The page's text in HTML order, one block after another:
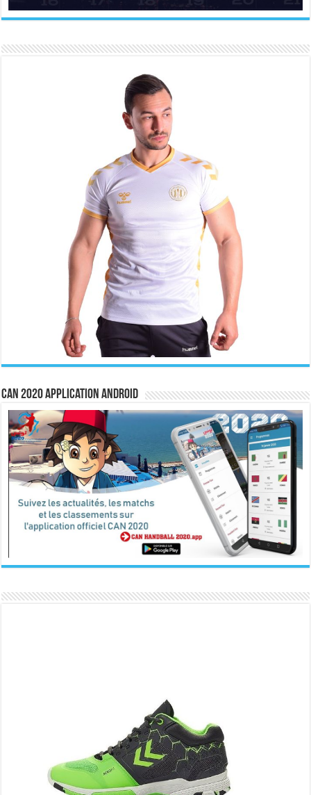
CAN 2020 Application Android